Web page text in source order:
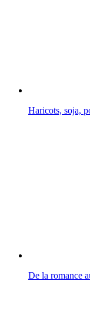
Haricots, soja,
De la romance